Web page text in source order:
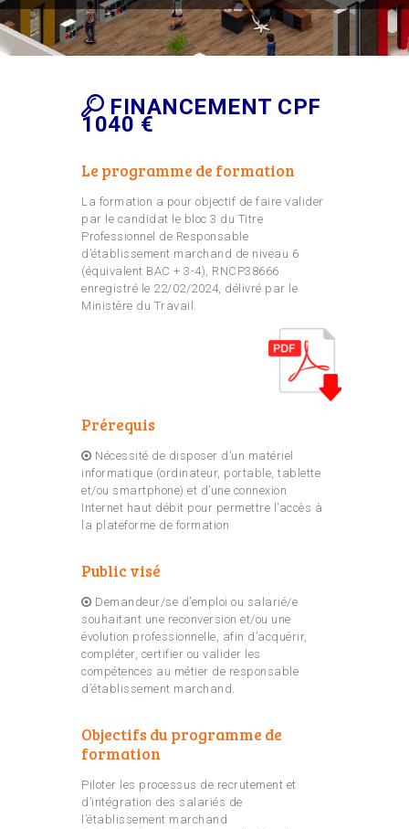
FINANCEMENT CPF
1040 €
Le programme de formation
La formation a pour objectif de faire valider
par le candidat le bloc 3 du Titre
Professionnel de Responsable
d’établissement marchand de niveau 6
(équivalent BAC + 3-4), RNCP38666
enregistré le 22/02/2024, délivré par le
Ministère du Travail.
Prérequis
Nécessité de disposer d’un matériel
informatique (ordinateur, portable, tablette
et/ou smartphone) et d’une connexion
Internet haut débit pour permettre l’accès à
la plateforme de formation
Public visé
Demandeur/se d’emploi ou salarié/e
souhaitant une reconversion et/ou une
évolution professionnelle, afin d’acquérir,
compléter, certifier ou valider les
compétences au métier de responsable
d’établissement marchand.
Objectifs du programme de
formation
Piloter les processus de recrutement et
d’intégration des salariés de
l’établissement marchand